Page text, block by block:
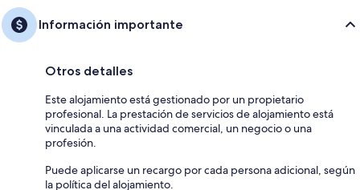
Información importante
Otros detalles
Este alojamiento está gestionado por un propietario
profesional. La prestación de servicios de alojamiento está
vinculada a una actividad comercial, un negocio o una
profesión.
Puede aplicarse un recargo por cada persona adicional, según
la política del alojamiento.